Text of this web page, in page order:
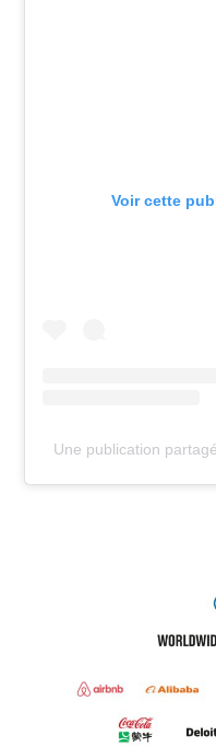
Voir cette
Une publication